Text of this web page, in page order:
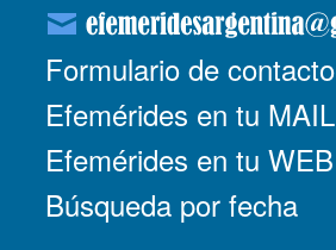
Formulario de contacto
Efemérides en tu MAIL
Efemérides en tu WEB
Búsqueda por fecha